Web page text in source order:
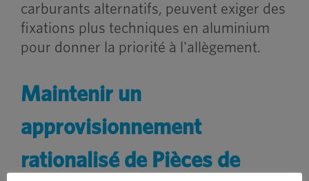
carburants alternatifs, peuvent exiger des
fixations plus techniques en aluminium
pour donner la priorité à l'allègement.
Maintenir un
approvisionnement
rationalisé de Pièces de